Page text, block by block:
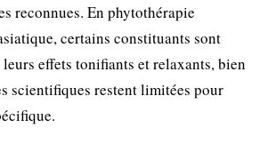
reconnues. En phytothérapie
certains constituants sont
effets tonifiants et relaxants, bien
scientifiques restent limitées pour